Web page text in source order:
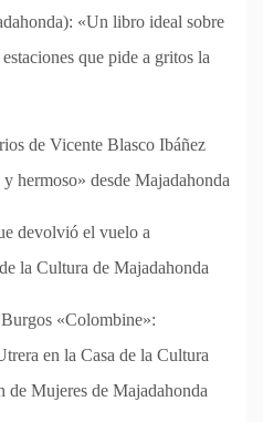
«Un libro ideal sobre
que pide a gritos la
de Vicente Blasco Ibáñez
hermoso» desde Majadahonda
devolvió el vuelo a
la Cultura de Majadahonda
«Colombine»:
en la Casa de la Cultura
Mujeres de Majadahonda